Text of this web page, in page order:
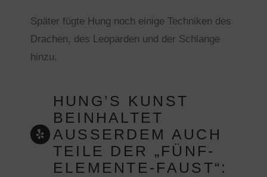
Später fügte Hung noch einige Techniken des
Drachen, des Leoparden und der Schlange
hinzu.
HUNG’S KUNST
BEINHALTET
AUSSERDEM AUCH T
EILE DER „FÜNF-E
LEMENTE-FAUST“: